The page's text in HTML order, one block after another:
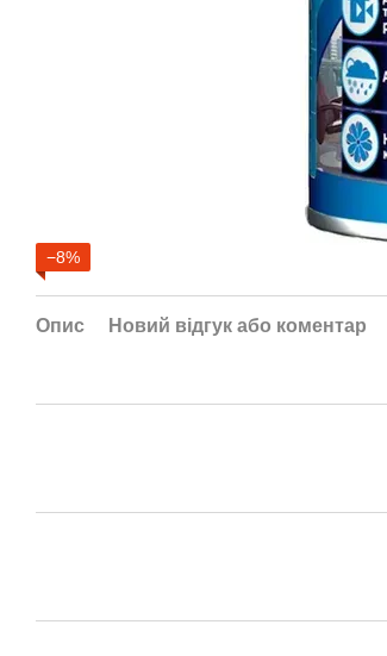
−8%
Опис Новий відгук або коментар